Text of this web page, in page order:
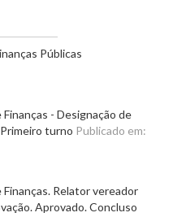
Públicas
- Designação de
turno Publicado em:
Relator vereador
Aprovado. Concluso